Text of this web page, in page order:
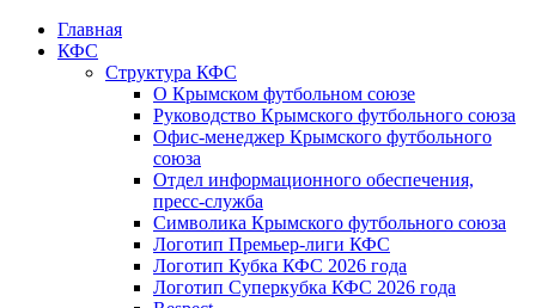
Главная
КФС
Структура КФС
О Крымском футбольном союзе
Руководство Крымского футбольного союза
Офис-менеджер Крымского футбольного
союза
Отдел информационного обеспечения,
пресс-служба
Символика Крымского футбольного союза
Логотип Премьер-лиги КФС
Логотип Кубка КФС 2026 года
Логотип Суперкубка КФС 2026 года